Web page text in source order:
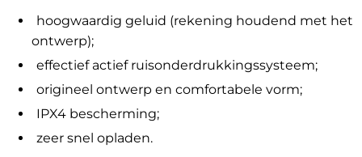
hoogwaardig geluid (rekening houdend met het
ontwerp);
effectief actief ruisonderdrukkingssysteem;
origineel ontwerp en comfortabele vorm;
IPX4 bescherming;
zeer snel opladen.